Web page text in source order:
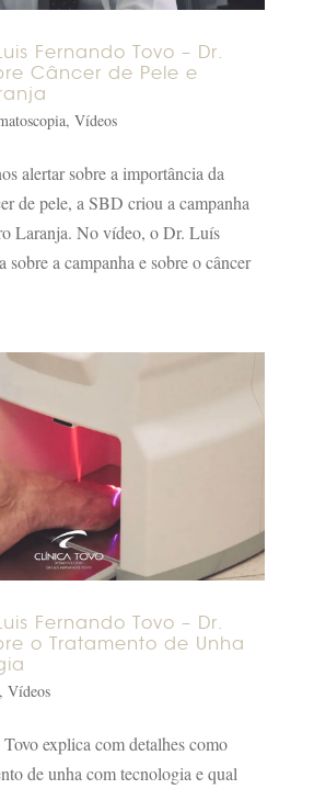
Fernando Tovo – Dr.
Câncer de Pele e
, Vídeos
alertar sobre a importância da
de pele, a SBD criou a campanha
Laranja. No vídeo, o Dr. Luís
sobre a campanha e sobre o câncer
Fernando Tovo – Dr.
o Tratamento de Unha
Vídeos
explica com detalhes como
de unha com tecnologia e qual